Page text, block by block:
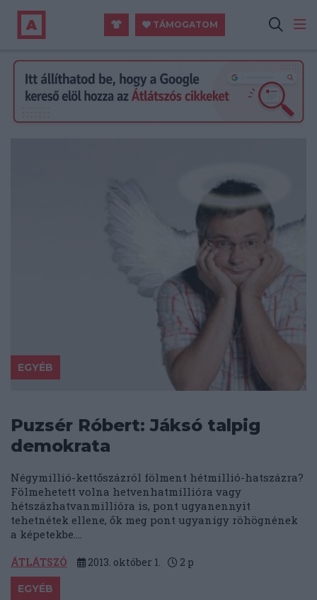
TÁMOGATOM
EGYÉB
Puzsér Róbert: Jáksó talpig
demokrata
Négymillió-kettőszázról fölment hétmillió-hatszázra?
Fölmehetett volna hetvenhatmillióra vagy
hétszázhatvanmillióra is, pont ugyanennyit
tehetnétek ellene, ők meg pont ugyanígy röhögnének
a képetekbe....
ÁTLÁTSZÓ 2013. október 1. 2 p
EGYÉB